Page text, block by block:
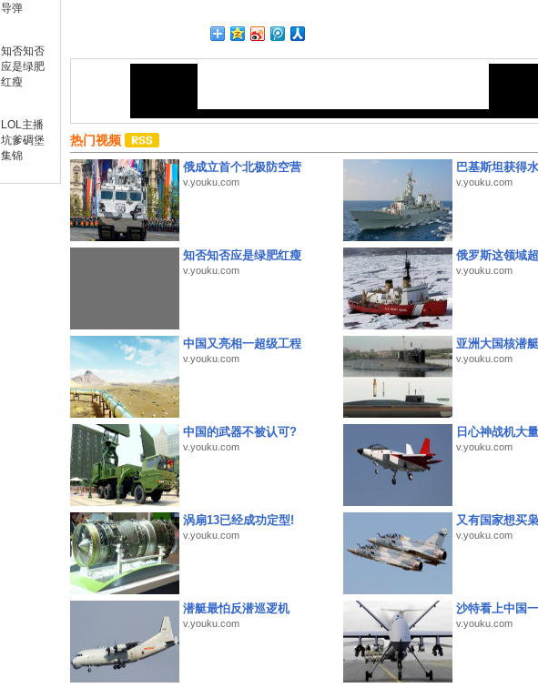
导弹
知否知否
应是绿肥
红瘦
LOL主播
坑爹碉堡
集锦
热门视频
俄成立首个北极防空营
v.youku.com
巴基斯坦获得
v.youku.com
知否知否应是绿肥红瘦
v.youku.com
俄罗斯这领域
v.youku.com
中国又亮相一超级工程
v.youku.com
亚洲大国核潜
v.youku.com
中国的武器不被认可?
v.youku.com
日心神战机大
v.youku.com
涡扇13已经成功定型!
v.youku.com
又有国家想买
v.youku.com
潜艇最怕反潜巡逻机
v.youku.com
沙特看上中国
v.youku.com